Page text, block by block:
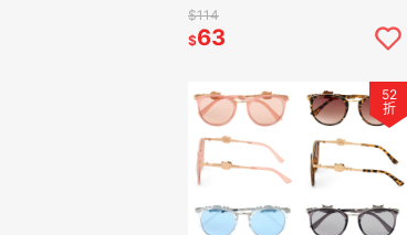
狗 酷洛米 帕恰狗 人魚漢頓
6516R
$114
$63
52
折